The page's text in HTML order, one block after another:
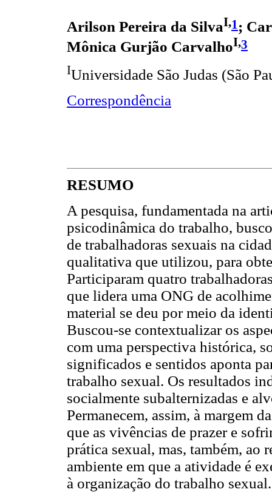
Arilson Pereira da SilvaI,1 ;
Mônica Gurjão CarvalhoI,3
IUniversidade São Judas (São
Correspondência
RESUMO
A pesquisa, fundamentada na
psicodinâmica do trabalho,
de trabalhadoras sexuais na
qualitativa que utilizou, para
Participaram quatro
que lidera uma ONG de
material se deu por meio da
Buscou-se contextualizar os
com uma perspectiva histórica,
significados e sentidos aponta
trabalho sexual. Os resultados
socialmente subalternizadas e
Permanecem, assim, à margem
que as vivências de prazer e
prática sexual, mas, também, ao
ambiente em que a atividade é
à organização do trabalho sexual.